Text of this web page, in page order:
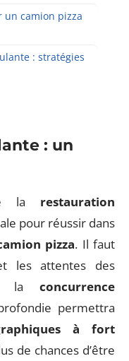
un camion pizza
: stratégies
: un
la restauration
pour réussir dans
pizza. Il faut
les attentes des
la concurrence
permettra
à fort
de chances d’être